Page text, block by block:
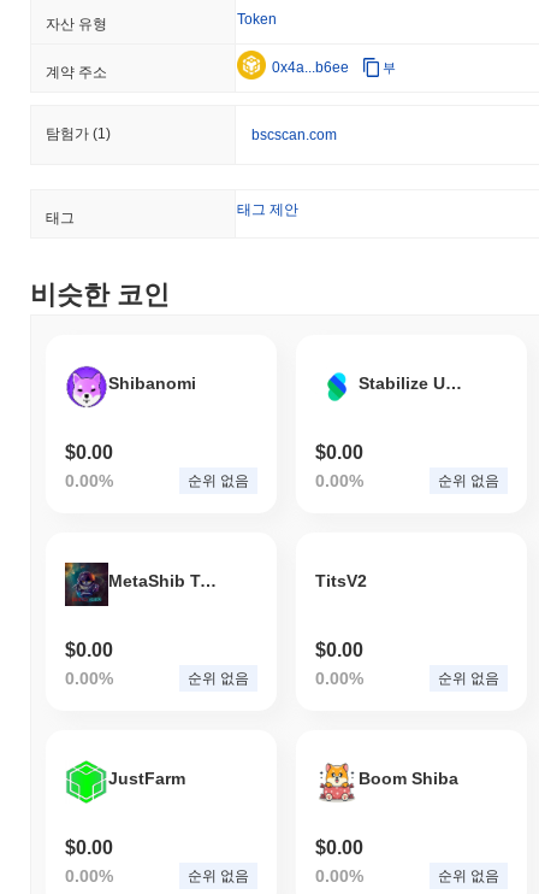
자산 유형 Token
계약 주소 0x4a...b6ee 부
탐험가 (1) bscscan.com
태그 태그 제안
비슷한 코인
Shibanomi
$0.00
0.00% 순위 없음
Stabilize USD
$0.00
0.00% 순위 없음
MetaShib Token
$0.00
0.00% 순위 없음
TitsV2
$0.00
0.00% 순위 없음
JustFarm
$0.00
0.00% 순위 없음
Boom Shiba
$0.00
0.00% 순위 없음